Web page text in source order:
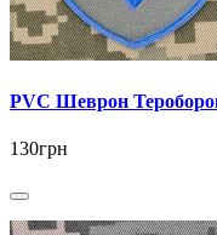
PVC Шеврон
130грн